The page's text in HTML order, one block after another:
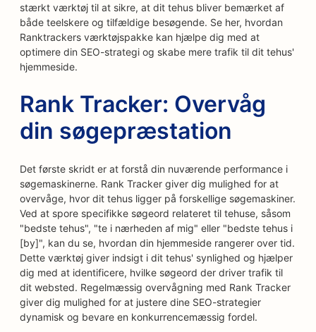
stærkt værktøj til at sikre, at dit tehus bliver bemærket af
både teelskere og tilfældige besøgende. Se her, hvordan
Ranktrackers værktøjspakke kan hjælpe dig med at
optimere din SEO-strategi og skabe mere trafik til dit tehus'
hjemmeside.
Rank Tracker: Overvåg
din søgepræstation
Det første skridt er at forstå din nuværende performance i
søgemaskinerne. Rank Tracker giver dig mulighed for at
overvåge, hvor dit tehus ligger på forskellige søgemaskiner.
Ved at spore specifikke søgeord relateret til tehuse, såsom
"bedste tehus", "te i nærheden af mig" eller "bedste tehus i
[by]", kan du se, hvordan din hjemmeside rangerer over tid.
Dette værktøj giver indsigt i dit tehus' synlighed og hjælper
dig med at identificere, hvilke søgeord der driver trafik til
dit websted. Regelmæssig overvågning med Rank Tracker
giver dig mulighed for at justere dine SEO-strategier
dynamisk og bevare en konkurrencemæssig fordel.